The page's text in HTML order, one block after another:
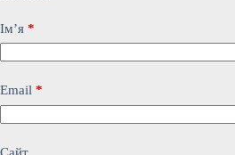
Ім’я *
Email *
Сайт